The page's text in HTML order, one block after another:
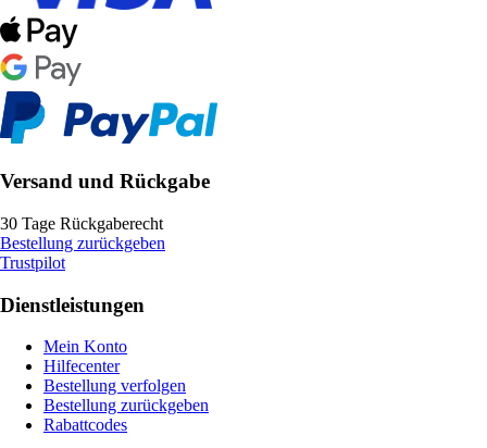
Versand und Rückgabe
30 Tage Rückgaberecht
Bestellung zurückgeben
Trustpilot
Dienstleistungen
Mein Konto
Hilfecenter
Bestellung verfolgen
Bestellung zurückgeben
Rabattcodes